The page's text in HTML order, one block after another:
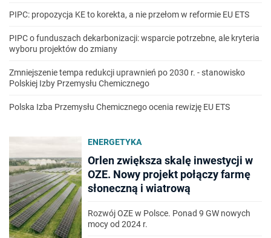
PIPC: propozycja KE to korekta, a nie przełom w reformie EU ETS
PIPC o funduszach dekarbonizacji: wsparcie potrzebne, ale kryteria
wyboru projektów do zmiany
Zmniejszenie tempa redukcji uprawnień po 2030 r. - stanowisko
Polskiej Izby Przemysłu Chemicznego
Polska Izba Przemysłu Chemicznego ocenia rewizję EU ETS
ENERGETYKA
Orlen zwiększa skalę inwestycji w
OZE. Nowy projekt połączy farmę
słoneczną i wiatrową
Rozwój OZE w Polsce. Ponad 9 GW nowych
mocy od 2024 r.